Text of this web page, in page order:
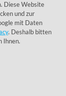
Diese Website
und zur
mit Daten
. Deshalb bitten
Ihnen.